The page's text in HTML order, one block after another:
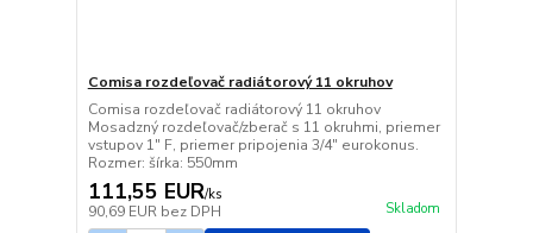
Comisa rozdeľovač radiátorový 11 okruhov
Comisa rozdeľovač radiátorový 11 okruhov
Mosadzný rozdeľovač/zberač s 11 okruhmi, priemer
vstupov 1" F, priemer pripojenia 3/4" eurokonus.
Rozmer: šírka: 550mm
111,55 EUR/ks
90,69 EUR bez DPH Skladom